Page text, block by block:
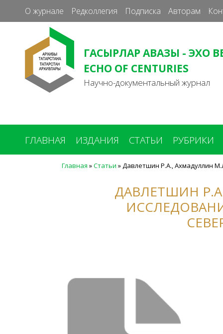
О журнале Редколлегия Подписка Авторам
ГАСЫРЛАР АВАЗЫ - ЭХО
ECHO OF CENTURIES
Научно-документальный журнал
ГЛАВНАЯ ИЗДАНИЯ СТАТЬИ РУБРИКИ
Главная »Статьи »Давлетшин Р.А., Ахмадуллин
ДАВЛЕТШИН